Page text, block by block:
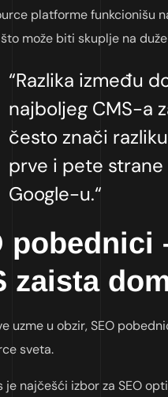
platforme funkcionišu
može biti skuplje na
“Razlika između
najboljeg CMS-a
često znači
prve i pete strane
Google-u.“
pobednici
zaista
uzme u obzir, SEO
sveta.
je najčešći izbor za SEO